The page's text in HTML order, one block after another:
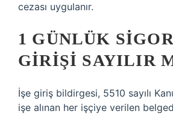
cezası uygulanır.
1 GÜNLÜK
GIRIŞI SAYILIR
İşe giriş bildirgesi, 5510 sayılı
işe alınan her işçiye verilen